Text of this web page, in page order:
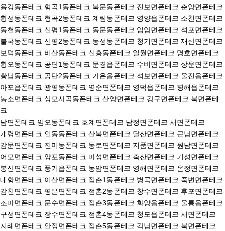
용강동폰테크 형곡1동폰테크 북문동폰테크 진보면폰테크 춘양면폰테크
황성동폰테크 형곡2동폰테크 계림동폰테크 영양읍폰테크 소천면폰테크
동천동폰테크 신평1동폰테크 동문동폰테크 입암면폰테크 석포면폰테크
불국동폰테크 신평2동폰테크 동성동폰테크 청기면폰테크 재산면폰테크
보덕동폰테크 비산동폰테크 신흥동폰테크 일월면폰테크 명호면폰테크
황오동폰테크 공단1동폰테크 문경읍폰테크 수비면폰테크 상운면폰테크
황남동폰테크 공단2동폰테크 가은읍폰테크 석보면폰테크 울진읍폰테크
아포읍폰테크 광평동폰테크 영순면폰테크 영덕읍폰테크 평해읍폰테크
농소면폰테크 상모사곡동폰테크 산양면폰테크 강구면폰테크 북면폰테
크
남면폰테크 임오동폰테크 호계면폰테크 남정면폰테크 서면폰테크
개령면폰테크 인동동폰테크 산북면폰테크 달산면폰테크 근남면폰테크
감문면폰테크 진미동폰테크 동로면폰테크 지품면폰테크 원남면폰테크
어모면폰테크 양포동폰테크 마성면폰테크 축산면폰테크 기성면폰테크
봉산면폰테크 풍기읍폰테크 농암면폰테크 영해면폰테크 온정면폰테크
대항면폰테크 이산면폰테크 점촌1동폰테크 병곡면폰테크 죽변면폰테크
감천면폰테크 평은면폰테크 점촌2동폰테크 창수면폰테크 후포면폰테크
조마면폰테크 문수면폰테크 점촌3동폰테크 화양읍폰테크 울릉읍폰테크
구성면폰테크 장수면폰테크 점촌4동폰테크 청도읍폰테크 서면폰테크
지례면폰테크 안정면폰테크 점촌5동폰테크 각남면폰테크 북면폰테크